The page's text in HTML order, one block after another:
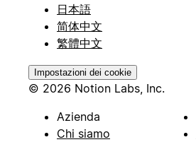
日本語
简体中文
繁體中文
Impostazioni dei cookie
© 2026 Notion Labs, Inc.
Azienda
Chi siamo